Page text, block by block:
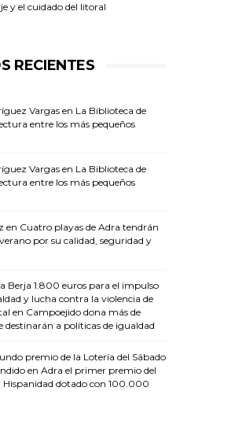
y el cuidado del litoral
RECIENTES
Vargas en La Biblioteca de
entre los más pequeños
Vargas en La Biblioteca de
entre los más pequeños
en Cuatro playas de Adra tendrán
por su calidad, seguridad y
Berja 1.800 euros para el impulso
y lucha contra la violencia de
en Campoejido dona más de
destinarán a políticas de igualdad
premio de la Lotería del Sábado
en Adra el primer premio del
Hispanidad dotado con 100.000